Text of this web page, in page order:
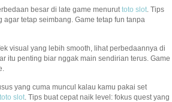
besar di late game menuruttoto slot. Tips
tetap seimbang. Game tetap fun tanpa
visual yang lebih smooth, lihat perbedaannya di
itu penting biar nggak main sendirian terus. Game
yang cuma muncul kalau kamu pakai set
toto slot. Tips buat cepat naik level: fokus quest yang